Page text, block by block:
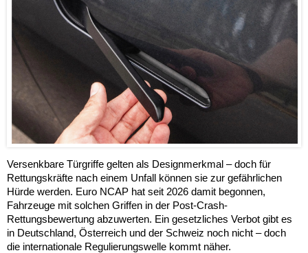
Versenkbare Türgriffe gelten als Designmerkmal – doch für
Rettungskräfte nach einem Unfall können sie zur gefährlichen
Hürde werden. Euro NCAP hat seit 2026 damit begonnen,
Fahrzeuge mit solchen Griffen in der Post-Crash-
Rettungsbewertung abzuwerten. Ein gesetzliches Verbot gibt es
in Deutschland, Österreich und der Schweiz noch nicht – doch
die internationale Regulierungswelle kommt näher.